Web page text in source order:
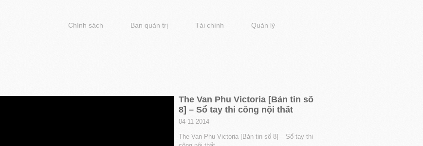
Chính sách Ban quản trị Tài chính Quản lý
The Van Phu Victoria [Bản tin số
8] – Sổ tay thi công nội thất
04-11-2014
The Van Phu Victoria [Bản tin số 8] – Sổ tay thi